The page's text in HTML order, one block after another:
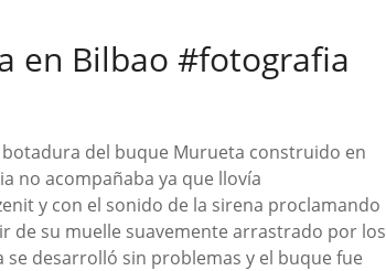
en Bilbao #fotografia
del buque Murueta construido en
no acompañaba ya que llovía
y con el sonido de la sirena proclamando
de su muelle suavemente arrastrado por los
desarrolló sin problemas y el buque fue